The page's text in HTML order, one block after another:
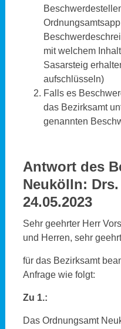
mit welchem
Sasarsteig
aufschlüsseln)
Falls es
das Bezirksamt
genannten
Antwort des
Neukölln: Drs.
24.05.2023
Sehr geehrter Herr
und Herren, sehr
für das Bezirksamt
Anfrage wie folgt:
Zu 1.:
Das Ordnungsamt